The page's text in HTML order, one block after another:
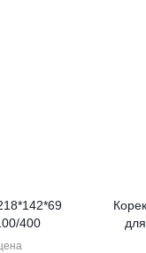
400